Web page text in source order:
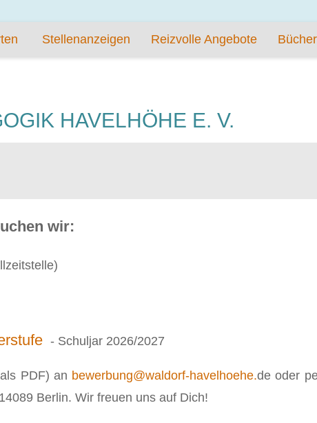
Stellenanzeigen Reizvolle Angebote Bücher
HAVELHÖHE E. V.
wir:
- Schuljar 2026/2027
PDF) an bewerbung@waldorf-havelhoehe.de oder
Berlin. Wir freuen uns auf Dich!